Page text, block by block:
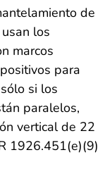
de
usan los
marcos
para
si los
paralelos,
vertical de 22
1926.451(e)(9)